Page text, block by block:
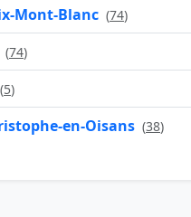
Mont-Blanc (74)
(74)
(5)
en-Oisans (38)